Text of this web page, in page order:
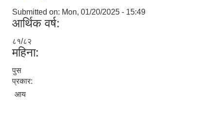
Submitted on: Mon, 01/20/2025 - 15:49
आर्थिक वर्ष:
८१/८२
महिना:
पुस
प्रकार:
आय